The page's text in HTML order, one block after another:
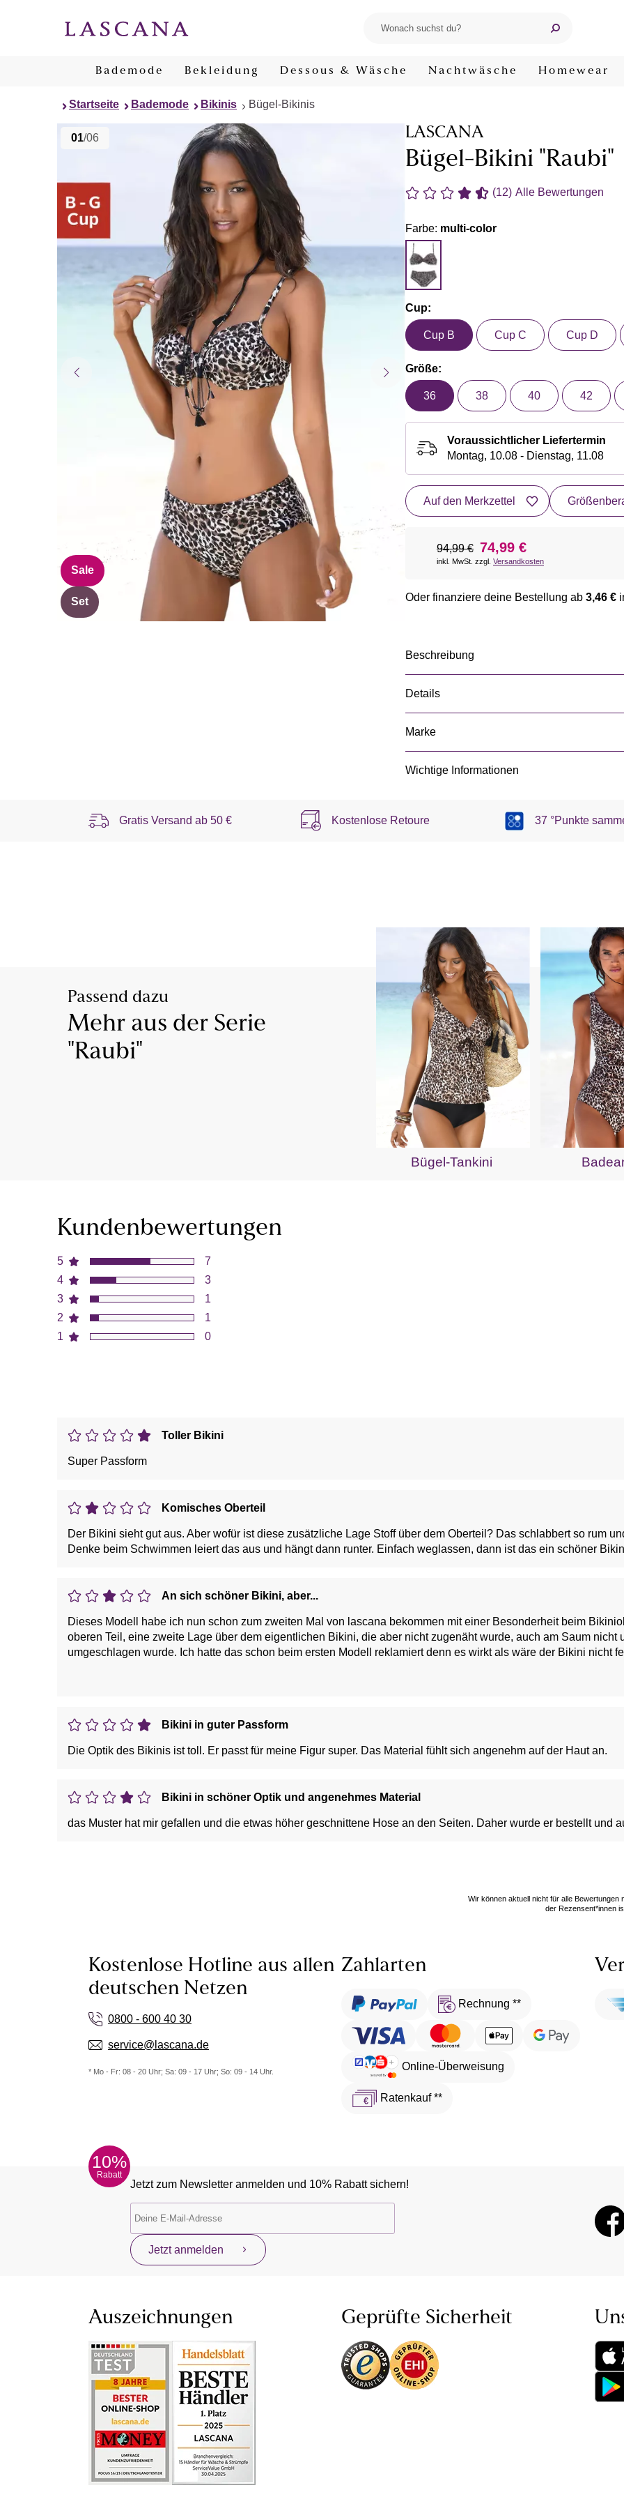
Bademode Bekleidung Dessous & Wäsche Nachtwäsche Homewear
Startseite Bademode Bikinis Bügel-Bikinis
01/06
Sale
Set
LASCANA
Bügel-Bikini "Raubi"
(12) Alle Bewertungen
Farbe: multi-color
Cup:
Cup B Cup C Cup D
Größe:
36 38 40 42
Voraussichtlicher Liefertermin
Montag, 10.08 - Dienstag, 11.08
Auf den Merkzettel
94,99 € 74,99 €
inkl. MwSt. zzgl. Versandkosten
Oder finanziere deine Bestellung ab 3,46 €
Beschreibung
Details
Marke
Wichtige Informationen
Gratis Versand ab 50 € Kostenlose Retoure 37 °Punkte
Passend dazu
Mehr aus der Serie
"Raubi"
Bügel-Tankini
Kundenbewertungen
5
4
3
2
1
7
3
1
1
0
Toller Bikini
Super Passform
Komisches Oberteil
Der Bikini sieht gut aus. Aber wofür ist diese zusätzliche Lage Stoff über dem Oberteil? Das schlabbert so rum
Denke beim Schwimmen leiert das aus und hängt dann runter. Einfach weglassen, dann ist das ein schöner
An sich schöner Bikini, aber...
Dieses Modell habe ich nun schon zum zweiten Mal von lascana bekommen mit einer Besonderheit beim
oberen Teil, eine zweite Lage über dem eigentlichen Bikini, die aber nicht zugenäht wurde, auch am Saum
umgeschlagen wurde. Ich hatte das schon beim ersten Modell reklamiert denn es wirkt als wäre der Bikini nicht
Bikini in guter Passform
Die Optik des Bikinis ist toll. Er passt für meine Figur super. Das Material fühlt sich angenehm auf der Haut an.
Bikini in schöner Optik und angenehmes Material
das Muster hat mir gefallen und die etwas höher geschnittene Hose an den Seiten. Daher wurde er bestellt und
Wir können aktuell nicht für alle
der Rezensent*innen
Kostenlose Hotline aus allen
deutschen Netzen
0800 - 600 40 30
service@lascana.de
* Mo - Fr: 08 - 20 Uhr; Sa: 09 - 17 Uhr; So: 09 - 14 Uhr.
Zahlarten
Rechnung **
Online-Überweisung
Ratenkauf **
10%
Rabatt
Jetzt zum Newsletter anmelden und 10% Rabatt sichern!
Jetzt anmelden
Auszeichnungen Geprüfte Sicherheit